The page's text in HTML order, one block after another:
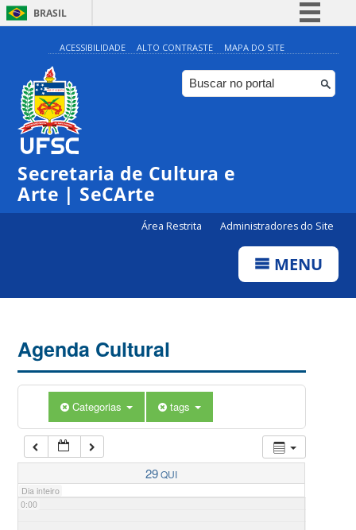
BRASIL
Simplifique!
Comunica BR
Participe
ACESSIBILIDADE ALTO CONTRASTE MAPA DO SITE
Secretaria de Cultura e
Arte | SeCArte
Área Restrita Administradores do Site
MENU
Agenda Cultural
Categorias tags
29QUI
Dia inteiro
0:00